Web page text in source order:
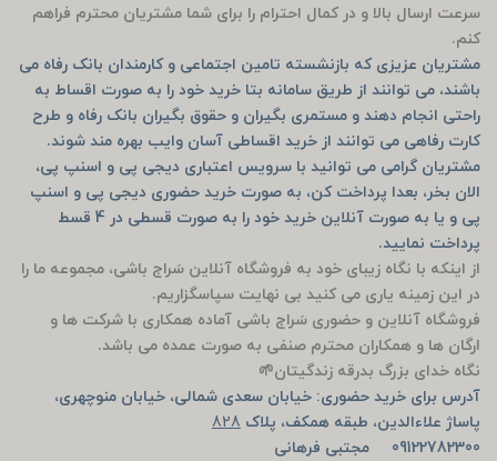
سرعت ارسال بالا و در کمال احترام را برای شما مشتریان محترم فراهم
کنم.
مشتریان عزیزی که بازنشسته تامین اجتماعی و کارمندان بانک رفاه می
باشند، می توانند از طریق سامانه بتا خرید خود را به صورت اقساط به
راحتی انجام دهند و مستمری بگیران و حقوق بگیران بانک رفاه و طرح
کارت رفاهی می توانند از خرید اقساطی آسان وایب بهره مند شوند.
مشتریان گرامی می توانید با سرویس اعتباری دیجی پی و اسنپ پی،
الان بخر، بعدا پرداخت کن، به صورت خرید حضوری دیجی پی و اسنپ
پی و یا به صورت آنلاین خرید خود را به صورت قسطی در 4 قسط
پرداخت نمایید.
از اینکه با نگاه زیبای خود به فروشگاه آنلاین سَراج باشی، مجموعه ما را
در این زمینه یاری می کنید بی نهایت سپاسگزاریم.
فروشگاه آنلاین و حضوری سَراج باشی آماده همکاری با شرکت ها و
ارگان ها و همکاران محترم صنفی به صورت عمده می باشد.
نگاه خدای بزرگ بدرقه زندگیتان🌱
آدرس برای خرید حضوری: خیابان سعدی شمالی، خیابان منوچهری،
پاساژ علاءالدین، طبقه همکف، پلاک 828
09122782300 مجتبی فرهانی